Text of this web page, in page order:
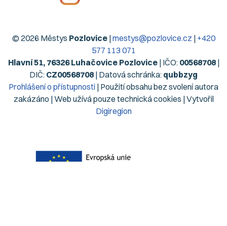
© 2026 Městys Pozlovice|mestys@pozlovice.cz | +420
577 113 071
Hlavní 51, 76326 Luhačovice Pozlovice| IČO: 00568708|
DIČ: CZ00568708 | Datová schránka: qubbzyg
Prohlášení o přístupnosti | Použití obsahu bez svolení autora
zakázáno | Web užívá pouze technická cookies | Vytvořil
Digiregion